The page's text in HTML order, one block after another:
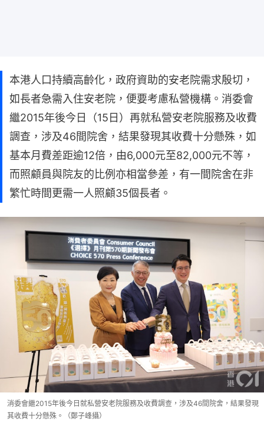
本港人口持續高齡化，政府資助的安老院需求殷切，
如長者急需入住安老院，便要考慮私營機構。消委會
繼2015年後今日（15日）再就私營安老院服務及收費
調查，涉及46間院舍，結果發現其收費十分懸殊，如
基本月費差距逾12倍，由6,000元至82,000元不等，
而照顧員與院友的比例亦相當參差，有一間院舍在非
繁忙時間更需一人照顧35個長者。
消委會繼2015年後今日就私營安老院服務及收費調查，涉及46間院舍，結果發現
其收費十分懸殊。（鄭子峰攝）